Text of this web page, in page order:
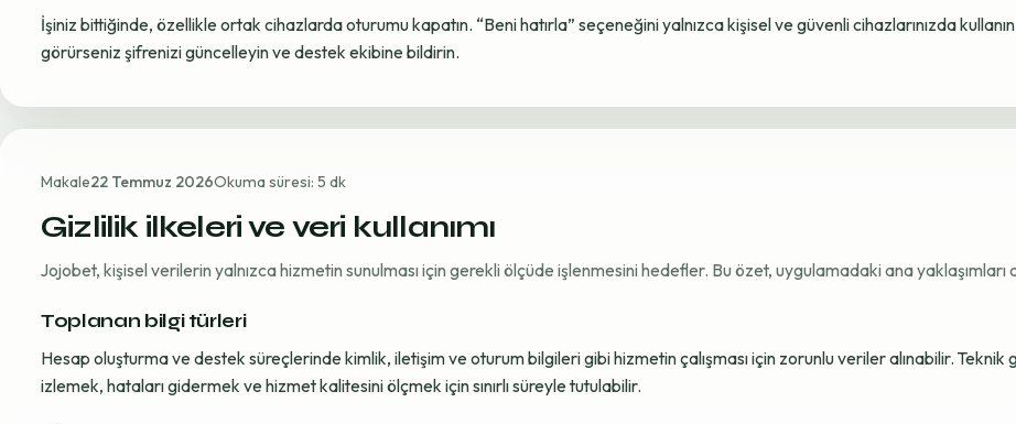
İşiniz bittiğinde, özellikle ortak cihazlarda oturumu kapatın. “Beni hatırla” seçeneğini yalnızca kişisel ve güvenli cihazlarınızda
görürseniz şifrenizi güncelleyin ve destek ekibine bildirin.
Makale22 Temmuz 2026Okuma süresi: 5 dk
Gizlilik ilkeleri ve veri kullanımı
Jojobet, kişisel verilerin yalnızca hizmetin sunulması için gerekli ölçüde işlenmesini hedefler. Bu özet, uygulamadaki ana yaklaşımları
Toplanan bilgi türleri
Hesap oluşturma ve destek süreçlerinde kimlik, iletişim ve oturum bilgileri gibi hizmetin çalışması için zorunlu veriler alınabilir. Teknik
izlemek, hataları gidermek ve hizmet kalitesini ölçmek için sınırlı süreyle tutulabilir.